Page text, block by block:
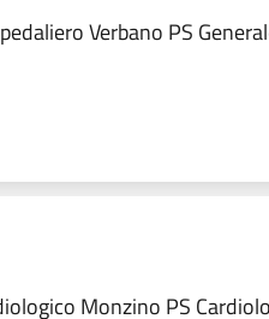
Verbano PS
Monzino PS